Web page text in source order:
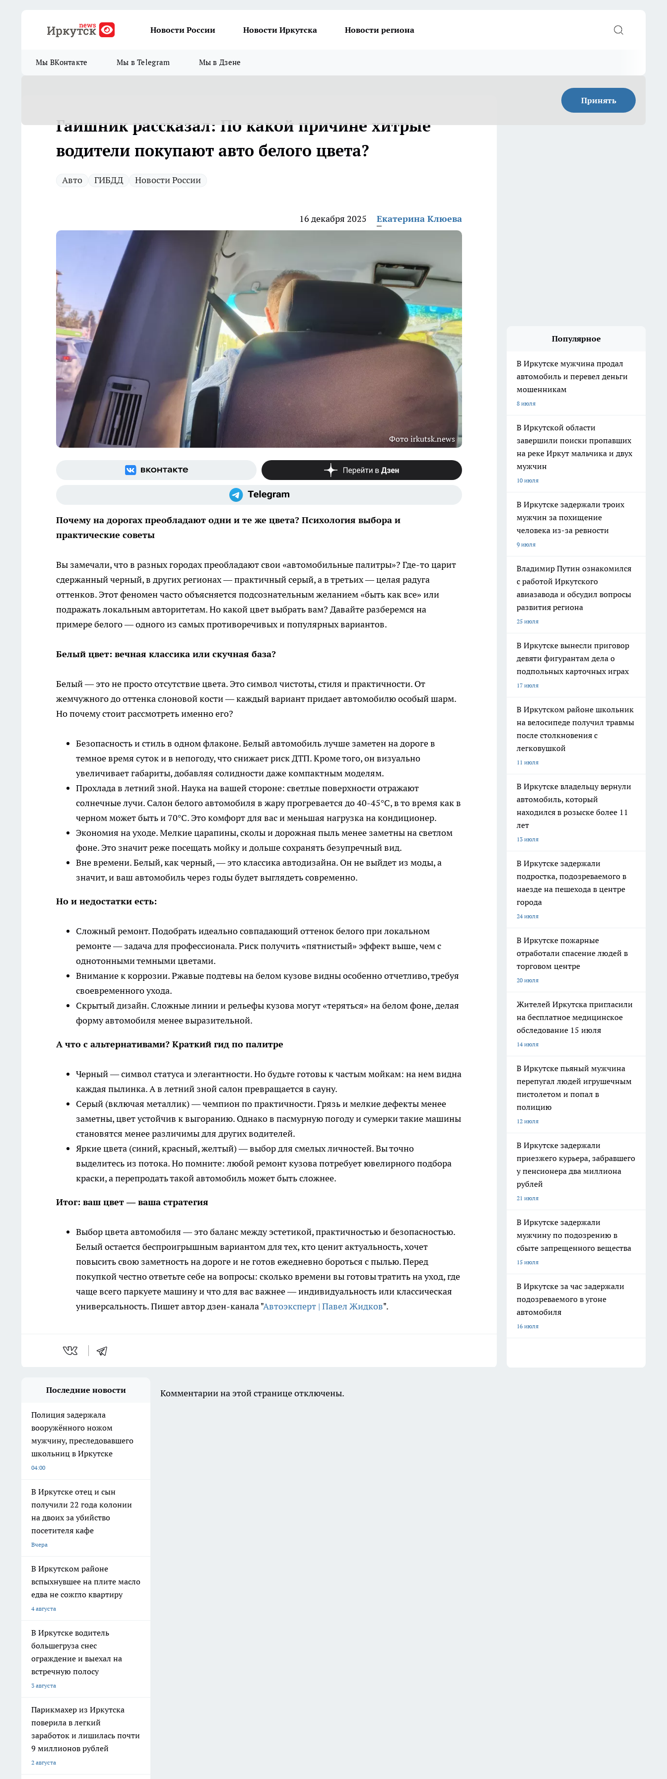
Новости России Новости Иркутска Новости региона
Мы ВКонтакте Мы в Telegram Мы в Дзене
Принять
Гаишник рассказал: По какой причине хитрые
водители покупают авто белого цвета?
Авто ГИБДД Новости России
16 декабря 2025 Екатерина Клюева
Фото irkutsk.news
Почему на дорогах преобладают одни и те же цвета? Психология выбора и
практические советы
Вы замечали, что в разных городах преобладают свои «автомобильные палитры»? Где-то царит
сдержанный черный, в других регионах — практичный серый, а в третьих — целая радуга
оттенков. Этот феномен часто объясняется подсознательным желанием «быть как все» или
подражать локальным авторитетам. Но какой цвет выбрать вам? Давайте разберемся на
примере белого — одного из самых противоречивых и популярных вариантов.
Белый цвет: вечная классика или скучная база?
Белый — это не просто отсутствие цвета. Это символ чистоты, стиля и практичности. От
жемчужного до оттенка слоновой кости — каждый вариант придает автомобилю особый шарм.
Но почему стоит рассмотреть именно его?
Безопасность и стиль в одном флаконе. Белый автомобиль лучше заметен на дороге в
темное время суток и в непогоду, что снижает риск ДТП. Кроме того, он визуально
увеличивает габариты, добавляя солидности даже компактным моделям.
Прохлада в летний зной. Наука на вашей стороне: светлые поверхности отражают
солнечные лучи. Салон белого автомобиля в жару прогревается до 40-45°C, в то время как в
черном может быть и 70°C. Это комфорт для вас и меньшая нагрузка на кондиционер.
Экономия на уходе. Мелкие царапины, сколы и дорожная пыль менее заметны на светлом
фоне. Это значит реже посещать мойку и дольше сохранять безупречный вид.
Вне времени. Белый, как черный, — это классика автодизайна. Он не выйдет из моды, а
значит, и ваш автомобиль через годы будет выглядеть современно.
Но и недостатки есть:
Сложный ремонт. Подобрать идеально совпадающий оттенок белого при локальном
ремонте — задача для профессионала. Риск получить «пятнистый» эффект выше, чем с
однотонными темными цветами.
Внимание к коррозии. Ржавые подтевы на белом кузове видны особенно отчетливо, требуя
своевременного ухода.
Скрытый дизайн. Сложные линии и рельефы кузова могут «теряться» на белом фоне, делая
форму автомобиля менее выразительной.
А что с альтернативами? Краткий гид по палитре
Черный — символ статуса и элегантности. Но будьте готовы к частым мойкам: на нем видна
каждая пылинка. А в летний зной салон превращается в сауну.
Серый (включая металлик) — чемпион по практичности. Грязь и мелкие дефекты менее
заметны, цвет устойчив к выгоранию. Однако в пасмурную погоду и сумерки такие машины
становятся менее различимы для других водителей.
Яркие цвета (синий, красный, желтый) — выбор для смелых личностей. Вы точно
выделитесь из потока. Но помните: любой ремонт кузова потребует ювелирного подбора
краски, а перепродать такой автомобиль может быть сложнее.
Итог: ваш цвет — ваша стратегия
Выбор цвета автомобиля — это баланс между эстетикой, практичностью и безопасностью.
Белый остается беспроигрышным вариантом для тех, кто ценит актуальность, хочет
повысить свою заметность на дороге и не готов ежедневно бороться с пылью. Перед
покупкой честно ответьте себе на вопросы: сколько времени вы готовы тратить на уход, где
чаще всего паркуете машину и что для вас важнее — индивидуальность или классическая
универсальность. Пишет автор дзен-канала "Автоэксперт | Павел Жидков".
Популярное
В Иркутске мужчина продал
автомобиль и перевел деньги
мошенникам
8 июля
В Иркутской области
завершили поиски пропавших
на реке Иркут мальчика и двух
мужчин
10 июля
В Иркутске задержали троих
мужчин за похищение
человека из-за ревности
9 июля
Владимир Путин ознакомился
с работой Иркутского
авиазавода и обсудил вопросы
развития региона
25 июля
В Иркутске вынесли приговор
девяти фигурантам дела о
подпольных карточных играх
17 июля
В Иркутском районе школьник
на велосипеде получил травмы
после столкновения с
легковушкой
11 июля
В Иркутске владельцу вернули
автомобиль, который
находился в розыске более 11
лет
13 июля
В Иркутске задержали
подростка, подозреваемого в
наезде на пешехода в центре
города
24 июля
В Иркутске пожарные
отработали спасение людей в
торговом центре
20 июля
Жителей Иркутска пригласили
на бесплатное медицинское
обследование 15 июля
14 июля
В Иркутске пьяный мужчина
перепугал людей игрушечным
пистолетом и попал в
полицию
12 июля
В Иркутске задержали
приезжего курьера, забравшего
у пенсионера два миллиона
рублей
21 июля
В Иркутске задержали
мужчину по подозрению в
сбыте запрещенного вещества
15 июля
В Иркутске за час задержали
подозреваемого в угоне
автомобиля
16 июля
Последние новости
Полиция задержала
вооружённого ножом
мужчину, преследовавшего
школьниц в Иркутске
04:00
В Иркутске отец и сын
получили 22 года колонии
на двоих за убийство
посетителя кафе
Вчера
В Иркутском районе
вспыхнувшее на плите масло
едва не сожгло квартиру
4 августа
В Иркутске водитель
большегруза снес
ограждение и выехал на
встречную полосу
3 августа
Парикмахер из Иркутска
поверила в легкий
заработок и лишилась почти
9 миллионов рублей
2 августа
Комментарии на этой странице отключены.